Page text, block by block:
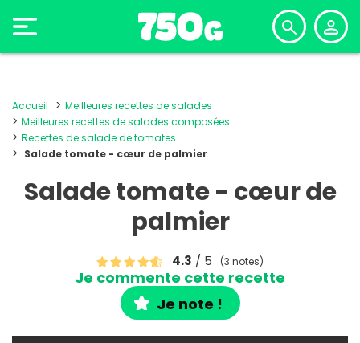
Accueil
Meilleures recettes de salades
Meilleures recettes de salades composées
Recettes de salade de tomates
Salade tomate - cœur de palmier
Salade tomate - cœur de
palmier
4.3 / 5 (3 notes)
Je commente cette recette
Je note !